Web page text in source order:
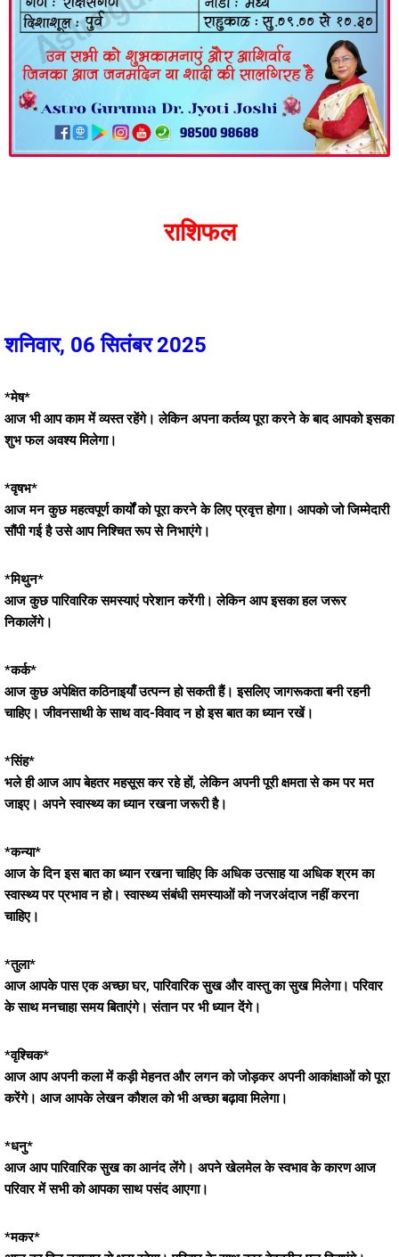
राशिफल
शनिवार, 06 सितंबर 2025
*मेष*
आज भी आप काम में व्यस्त रहेंगे। लेकिन अपना कर्तव्य पूरा करने के बाद आपको इसका
शुभ फल अवश्य मिलेगा।
*वृषभ*
आज मन कुछ महत्वपूर्ण कार्यों को पूरा करने के लिए प्रवृत्त होगा। आपको जो जिम्मेदारी
सौंपी गई है उसे आप निश्चित रूप से निभाएंगे।
*मिथुन*
आज कुछ पारिवारिक समस्याएं परेशान करेंगी। लेकिन आप इसका हल जरूर
निकालेंगे।
*कर्क*
आज कुछ अपेक्षित कठिनाइयाँ उत्पन्न हो सकती हैं। इसलिए जागरूकता बनी रहनी
चाहिए। जीवनसाथी के साथ वाद-विवाद न हो इस बात का ध्यान रखें।
*सिंह*
भले ही आज आप बेहतर महसूस कर रहे हों, लेकिन अपनी पूरी क्षमता से कम पर मत
जाइए। अपने स्वास्थ्य का ध्यान रखना जरूरी है।
*कन्या*
आज के दिन इस बात का ध्यान रखना चाहिए कि अधिक उत्साह या अधिक श्रम का
स्वास्थ्य पर प्रभाव न हो। स्वास्थ्य संबंधी समस्याओं को नजरअंदाज नहीं करना
चाहिए।
*तुला*
आज आपके पास एक अच्छा घर, पारिवारिक सुख और वास्तु का सुख मिलेगा। परिवार
के साथ मनचाहा समय बिताएंगे। संतान पर भी ध्यान देंगे।
*वृश्चिक*
आज आप अपनी कला में कड़ी मेहनत और लगन को जोड़कर अपनी आकांक्षाओं को पूरा
करेंगे। आज आपके लेखन कौशल को भी अच्छा बढ़ावा मिलेगा।
*धनु*
आज आप पारिवारिक सुख का आनंद लेंगे। अपने खेलमेल के स्वभाव के कारण आज
परिवार में सभी को आपका साथ पसंद आएगा।
*मकर*